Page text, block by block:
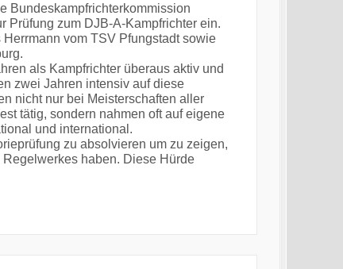
Bundeskampfrichterkommission
Prüfung zum DJB-A-Kampfrichter ein.
vom TSV Pfungstadt sowie
als Kampfrichter überaus aktiv und
zwei Jahren intensiv auf diese
nicht nur bei Meisterschaften aller
tätig, sondern nahmen oft auf eigene
und international.
zu absolvieren um zu zeigen,
haben. Diese Hürde